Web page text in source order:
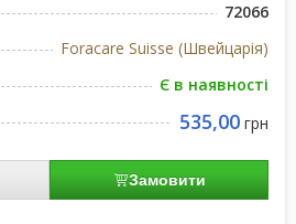
72066
Foracare Suisse (Швейцарія)
Є в наявності
535,00 грн
Замовити